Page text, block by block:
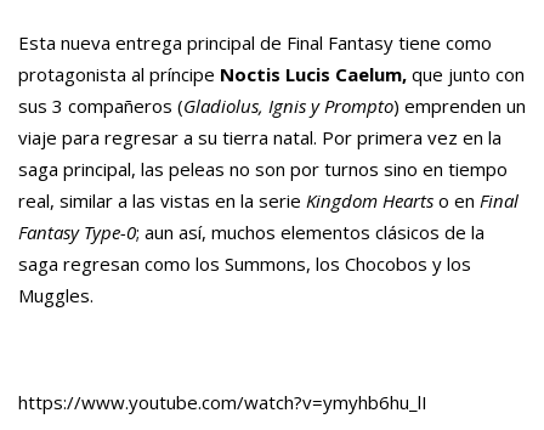
Esta nueva entrega principal de Final Fantasy tiene como
protagonista al príncipe Noctis Lucis Caelum, que junto con
sus 3 compañeros (Gladiolus, Ignis y Prompto) emprenden un
viaje para regresar a su tierra natal. Por primera vez en la
saga principal, las peleas no son por turnos sino en tiempo
real, similar a las vistas en la serie Kingdom Hearts o en Final
Fantasy Type-0; aun así, muchos elementos clásicos de la
saga regresan como los Summons, los Chocobos y los
Muggles.
https://www.youtube.com/watch?v=ymyhb6hu_lI